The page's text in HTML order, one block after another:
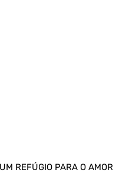
UM REFÚGIO PARA O AMOR